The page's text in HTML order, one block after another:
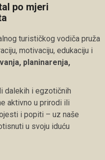
po mjeri
turističkog vodiča pruža
motivaciju, edukaciju i
planinarenja,
dalekih i egzotičnih
aktivno u prirodi ili
i popiti – uz naše
u svoju iduću